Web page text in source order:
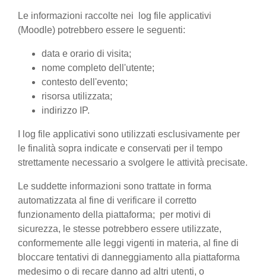
Le informazioni raccolte nei log file applicativi
(Moodle) potrebbero essere le seguenti:
data e orario di visita;
nome completo dell'utente;
contesto dell'evento;
risorsa utilizzata;
indirizzo IP.
I log file applicativi sono utilizzati esclusivamente per
le finalità sopra indicate e conservati per il tempo
strettamente necessario a svolgere le attività precisate.
Le suddette informazioni sono trattate in forma
automatizzata al fine di verificare il corretto
funzionamento della piattaforma; per motivi di
sicurezza, le stesse potrebbero essere utilizzate,
conformemente alle leggi vigenti in materia, al fine di
bloccare tentativi di danneggiamento alla piattaforma
medesimo o di recare danno ad altri utenti, o